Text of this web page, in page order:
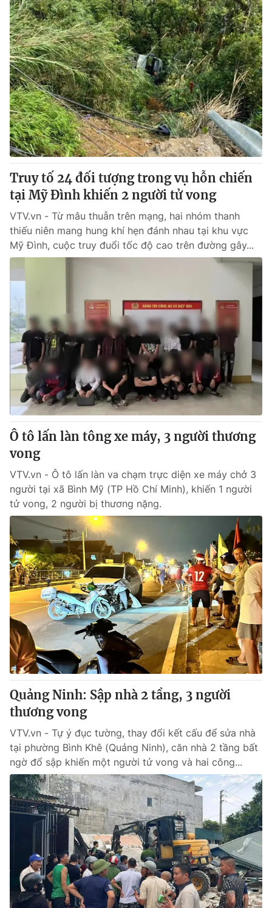
Theo dõi báo trên
Cơ quan chủ quản:Đài Truyền hình Việt Nam
Cơ quan báo chí:Thời báo VTV
Giấy phép hoạt động báo in và báo điện tử số 483/GP-BTTTT
cấp ngày 29/12/2023
Tổng Biên tập:Vũ Thanh Thủy
Phó Tổng Biên tập:Nguyễn Thị Mỹ Hạnh, Phạm Quốc Thắng,
Nguyễn Trọng Ninh
Tổng đài VTV:024.38 355 931 - 024.38 355 932
Ðiện thoại Thời báo VTV:024.66 897 897
toasoan@vtv.vn
Liên hệ quảng cáo:024-7300.7108
® Cấm sao chép dưới mọi hình thức nếu không có sự chấp
thuận bằng văn bản. Ghi rõ nguồn VTV.vn khi phát hành lại
thông tin từ website này.
Truy tố 24 đối tượng trong vụ hỗn chiến
tại Mỹ Đình khiến 2 người tử vong
VTV.vn - Từ mâu thuẫn trên mạng, hai nhóm thanh
thiếu niên mang hung khí hẹn đánh nhau tại khu vực
Mỹ Đình, cuộc truy đuổi tốc độ cao trên đường gây...
Ô tô lấn làn tông xe máy, 3 người thương
vong
VTV.vn - Ô tô lấn làn va chạm trực diện xe máy chở 3
người tại xã Bình Mỹ (TP Hồ Chí Minh), khiến 1 người
tử vong, 2 người bị thương nặng.
Quảng Ninh: Sập nhà 2 tầng, 3 người
thương vong
VTV.vn - Tự ý đục tường, thay đổi kết cấu để sửa nhà
tại phường Bình Khê (Quảng Ninh), căn nhà 2 tầng bất
ngờ đổ sập khiến một người tử vong và hai công...